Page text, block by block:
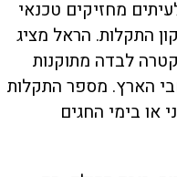
מחזיקים טכנאי
התקלות. הראל מציג
לבדה מתוקנות
הארץ. מספר התקלות
או בימי החגים